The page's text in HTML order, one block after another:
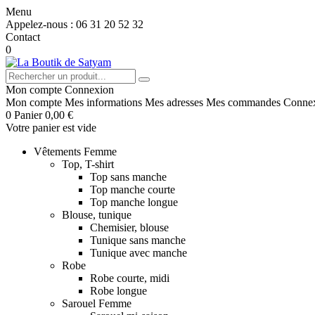
Menu
Appelez-nous : 06 31 20 52 32
Contact
0
Mon compte Connexion
Mon compte Mes informations Mes adresses Mes commandes
0 Panier 0,00 €
Votre panier est vide
Vêtements Femme
Top, T-shirt
Top sans manche
Top manche courte
Top manche longue
Blouse, tunique
Chemisier, blouse
Tunique sans manche
Tunique avec manche
Robe
Robe courte, midi
Robe longue
Sarouel Femme